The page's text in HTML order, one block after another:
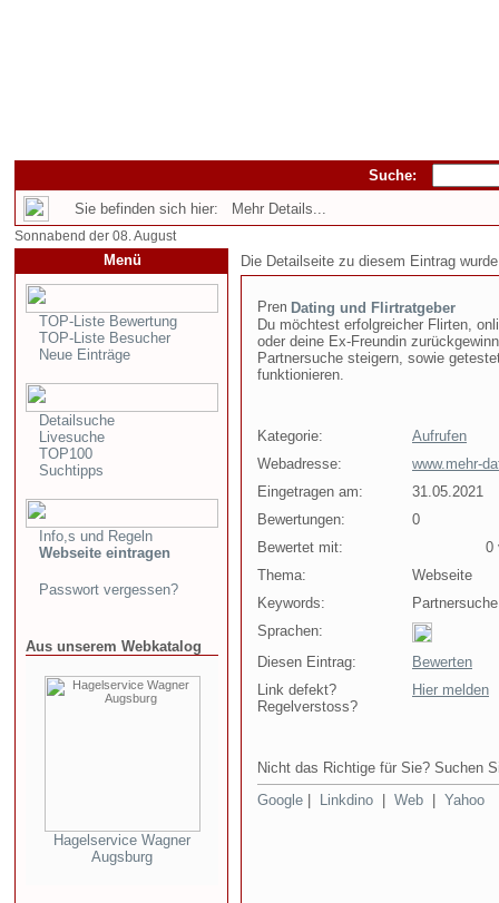
Suche:
Sie befinden sich hier: Mehr Details...
Sonnabend der 08. August
Menü
TOP-Liste Bewertung
TOP-Liste Besucher
Neue Einträge
Detailsuche
Livesuche
TOP100
Suchtipps
Info,s und Regeln
Webseite eintragen
Passwort vergessen?
Aus unserem Webkatalog
Hagelservice Wagner
Augsburg
Die Detailseite zu diesem Eintrag
Dating und Flirtratgeber
Du möchtest erfolgreicher Flirten,
oder deine Ex-Freundin
Partnersuche steigern, sowie
funktionieren.
Kategorie:
Aufrufen
Webadresse:
www.mehr-
Eingetragen am:
31.05.2021
Bewertungen:
0
Bewertet mit:
0
Thema:
Webseite
Keywords:
Sprachen:
Diesen Eintrag:
Bewerten
Link defekt?
Regelverstoss?
Hier melden
Nicht das Richtige für Sie? Suchen
Google
Linkdino Web Yahoo